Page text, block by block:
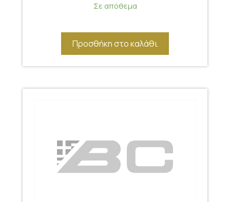
Σε απόθεμα
Προσθήκη στο καλάθι